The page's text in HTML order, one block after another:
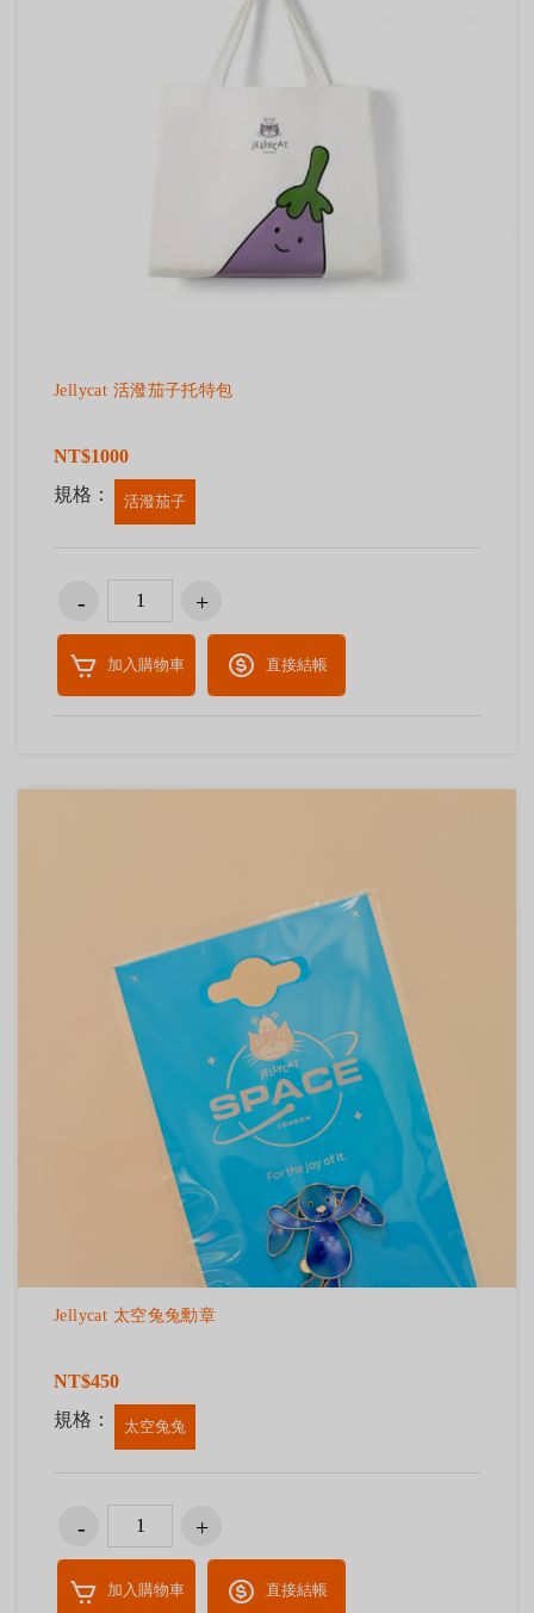
Jellycat 活潑茄子托特包
NT$1000
規格：
活潑茄子
加入購物車 直接結帳
Jellycat 太空兔兔勳章
NT$450
規格：
太空兔兔
加入購物車 直接結帳